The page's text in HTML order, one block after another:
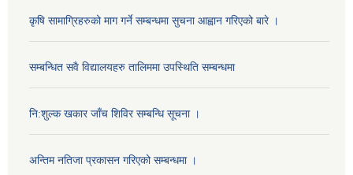
कृषि सामाग्रिहरुको माग गर्ने सम्बन्धमा सुचना आह्वान गरिएको बारे ।
सम्बन्धित सवै विद्यालयहरु तालिममा उपस्थिति सम्बन्धमा
नि:शुल्क खकार जाँच शिविर सम्बन्धि सूचना ।
अन्तिम नतिजा प्रकासन गरिएको सम्बन्धमा ।